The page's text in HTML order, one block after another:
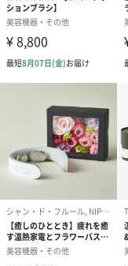
セット内容
本体
アタ
本体
取扱
（ラウ
パッケージ外
装
直方
パッケージ外
長さ
パッケージ全
体重量
494g
製造国